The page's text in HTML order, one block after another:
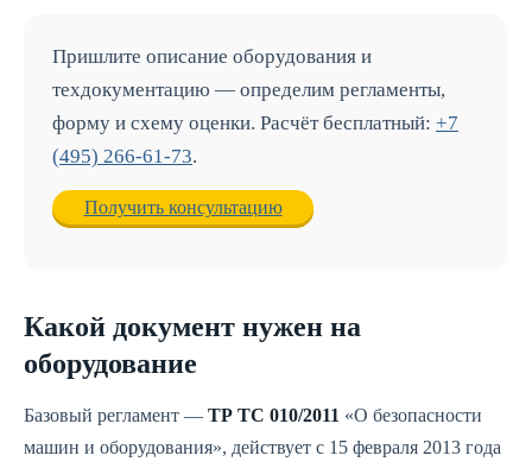
Пришлите описание оборудования и
техдокументацию — определим регламенты,
форму и схему оценки. Расчёт бесплатный: +7
(495) 266-61-73.
Получить консультацию
Какой документ нужен на
оборудование
Базовый регламент — ТР ТС 010/2011 «О безопасности
машин и оборудования», действует с 15 февраля 2013 года